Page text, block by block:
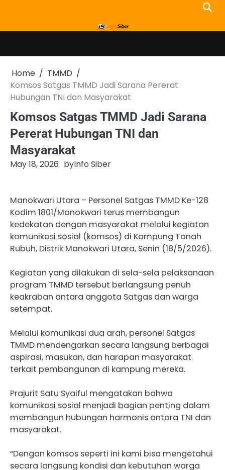
content
Home
TMMD
Komsos Satgas TMMD Jadi Sarana Pererat
Hubungan TNI dan Masyarakat
Komsos Satgas TMMD Jadi Sarana
Pererat Hubungan TNI dan
Masyarakat
May 18, 2026 byInfo Siber
Manokwari Utara – Personel Satgas TMMD Ke-128
Kodim 1801/Manokwari terus membangun
kedekatan dengan masyarakat melalui kegiatan
komunikasi sosial (komsos) di Kampung Tanah
Rubuh, Distrik Manokwari Utara, Senin (18/5/2026).
Kegiatan yang dilakukan di sela-sela pelaksanaan
program TMMD tersebut berlangsung penuh
keakraban antara anggota Satgas dan warga
setempat.
Melalui komunikasi dua arah, personel Satgas
TMMD mendengarkan secara langsung berbagai
aspirasi, masukan, dan harapan masyarakat
terkait pembangunan di kampung mereka.
Prajurit Satu Syaiful mengatakan bahwa
komunikasi sosial menjadi bagian penting dalam
membangun hubungan harmonis antara TNI dan
masyarakat.
“Dengan komsos seperti ini kami bisa mengetahui
secara langsung kondisi dan kebutuhan warga